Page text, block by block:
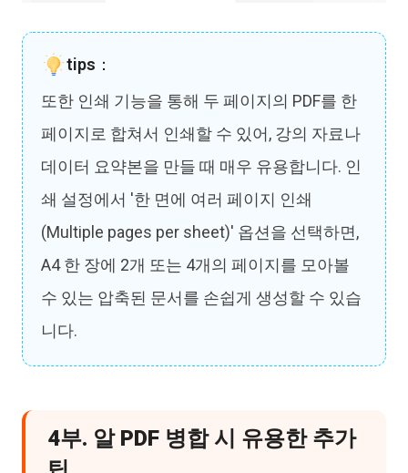
tips：
또한 인쇄 기능을 통해 두 페이지의 PDF를 한
페이지로 합쳐서 인쇄할 수 있어, 강의 자료나
데이터 요약본을 만들 때 매우 유용합니다. 인
쇄 설정에서 '한 면에 여러 페이지 인쇄
(Multiple pages per sheet)' 옵션을 선택하면,
A4 한 장에 2개 또는 4개의 페이지를 모아볼
수 있는 압축된 문서를 손쉽게 생성할 수 있습
니다.
4부. 알 PDF 병합 시 유용한 추가